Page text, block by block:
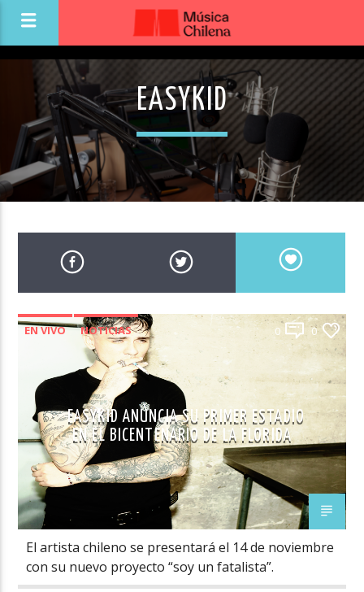
EASYKID
EN VIVO NOTICIAS 0 0
EASYKID ANUNCIA SU PRIMER ESTADIO
EN EL BICENTENARIO DE LA FLORIDA
El artista chileno se presentará el 14 de noviembre
con su nuevo proyecto “soy un fatalista”.